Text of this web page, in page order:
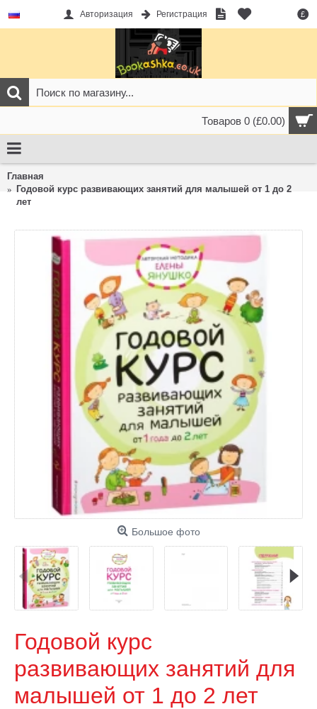
£
Авторизация Регистрация
Товаров 0 (£0.00)
Главная
Годовой курс развивающих занятий для малышей от 1 до 2
лет
Большое фото
Годовой курс
развивающих занятий для
малышей от 1 до 2 лет